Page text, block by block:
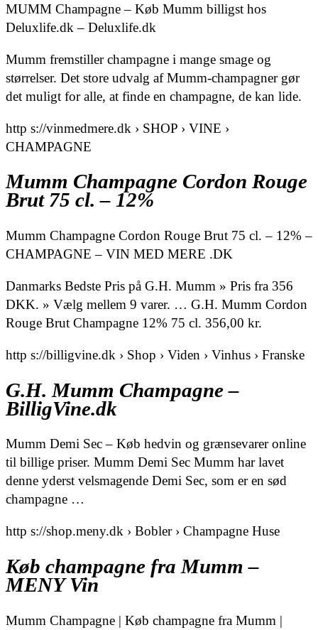
MUMM Champagne – Køb Mumm billigst hos
Deluxlife.dk – Deluxlife.dk
Mumm fremstiller champagne i mange smage og
størrelser. Det store udvalg af Mumm-champagner gør
det muligt for alle, at finde en champagne, de kan lide.
http s://vinmedmere.dk › SHOP › VINE ›
CHAMPAGNE
Mumm Champagne Cordon Rouge
Brut 75 cl. – 12%
Mumm Champagne Cordon Rouge Brut 75 cl. – 12% –
CHAMPAGNE – VIN MED MERE .DK
Danmarks Bedste Pris på G.H. Mumm » Pris fra 356
DKK. » Vælg mellem 9 varer. … G.H. Mumm Cordon
Rouge Brut Champagne 12% 75 cl. 356,00 kr.
http s://billigvine.dk › Shop › Viden › Vinhus › Franske
G.H. Mumm Champagne –
BilligVine.dk
Mumm Demi Sec – Køb hedvin og grænsevarer online
til billige priser. Mumm Demi Sec Mumm har lavet
denne yderst velsmagende Demi Sec, som er en sød
champagne …
http s://shop.meny.dk › Bobler › Champagne Huse
Køb champagne fra Mumm –
MENY Vin
Mumm Champagne | Køb champagne fra Mumm |